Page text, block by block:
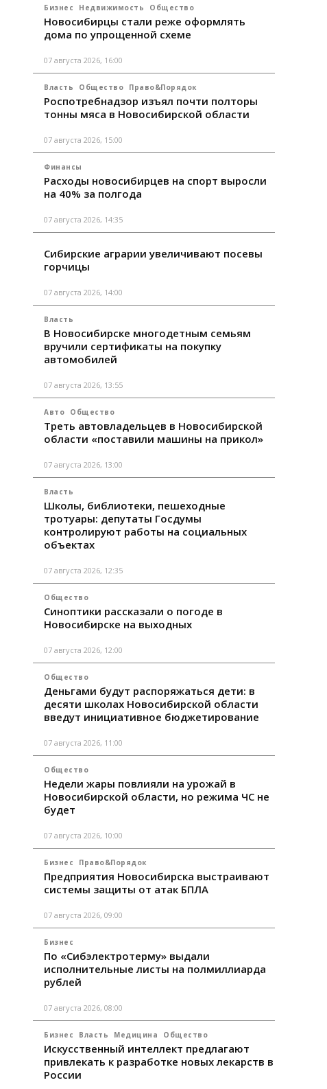
Бизнес Недвижимость Общество
Новосибирцы стали реже оформлять
дома по упрощенной схеме
07 августа 2026, 16:00
Власть Общество Право&Порядок
Роспотребнадзор изъял почти полторы
тонны мяса в Новосибирской области
07 августа 2026, 15:00
Финансы
Расходы новосибирцев на спорт выросли
на 40% за полгода
07 августа 2026, 14:35
Сибирские аграрии увеличивают посевы
горчицы
07 августа 2026, 14:00
Власть
В Новосибирске многодетным семьям
вручили сертификаты на покупку
автомобилей
07 августа 2026, 13:55
Авто Общество
Треть автовладельцев в Новосибирской
области «поставили машины на прикол»
07 августа 2026, 13:00
Власть
Школы, библиотеки, пешеходные
тротуары: депутаты Госдумы
контролируют работы на социальных
объектах
07 августа 2026, 12:35
Общество
Синоптики рассказали о погоде в
Новосибирске на выходных
07 августа 2026, 12:00
Общество
Деньгами будут распоряжаться дети: в
десяти школах Новосибирской области
введут инициативное бюджетирование
07 августа 2026, 11:00
Общество
Недели жары повлияли на урожай в
Новосибирской области, но режима ЧС не
будет
07 августа 2026, 10:00
Бизнес Право&Порядок
Предприятия Новосибирска выстраивают
системы защиты от атак БПЛА
07 августа 2026, 09:00
Бизнес
По «Сибэлектротерму» выдали
исполнительные листы на полмиллиарда
рублей
07 августа 2026, 08:00
Бизнес Власть Медицина Общество
Искусственный интеллект предлагают
привлекать к разработке новых лекарств в
России